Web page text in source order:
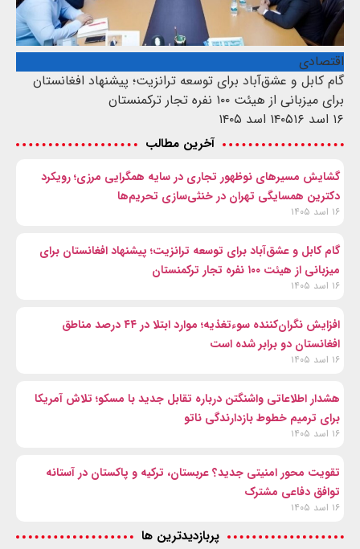
اقتصادی
گام کابل و عشق‌آباد برای توسعه ترانزیت؛ پیشنهاد افغانستان
برای میزبانی از هیئت ۱۰۰ نفره تجار ترکمنستان
۱۶ اسد ۱۴۰۵
۱۶ اسد ۱۴۰۵
آخرین مطالب
گشایش مسیرهای نوظهور تجاری در سایه همگرایی مرزی؛ رویکرد
دکترین همسایگی تهران در خنثی‌سازی تحریم‌ها
۱۶ اسد ۱۴۰۵
گام کابل و عشق‌آباد برای توسعه ترانزیت؛ پیشنهاد افغانستان برای
میزبانی از هیئت ۱۰۰ نفره تجار ترکمنستان
۱۶ اسد ۱۴۰۵
افزایش نگران‌کننده سوءتغذیه؛ موارد ابتلا در ۴۴ درصد مناطق
افغانستان دو برابر شده است
۱۶ اسد ۱۴۰۵
هشدار اطلاعاتی واشنگتن درباره تقابل جدید با مسکو؛ تلاش آمریکا
برای ترمیم خطوط بازدارندگی ناتو
۱۶ اسد ۱۴۰۵
تقویت محور امنیتی جدید؟ عربستان، ترکیه و پاکستان در آستانه
توافق دفاعی مشترک
۱۶ اسد ۱۴۰۵
پربازدیدترین ها